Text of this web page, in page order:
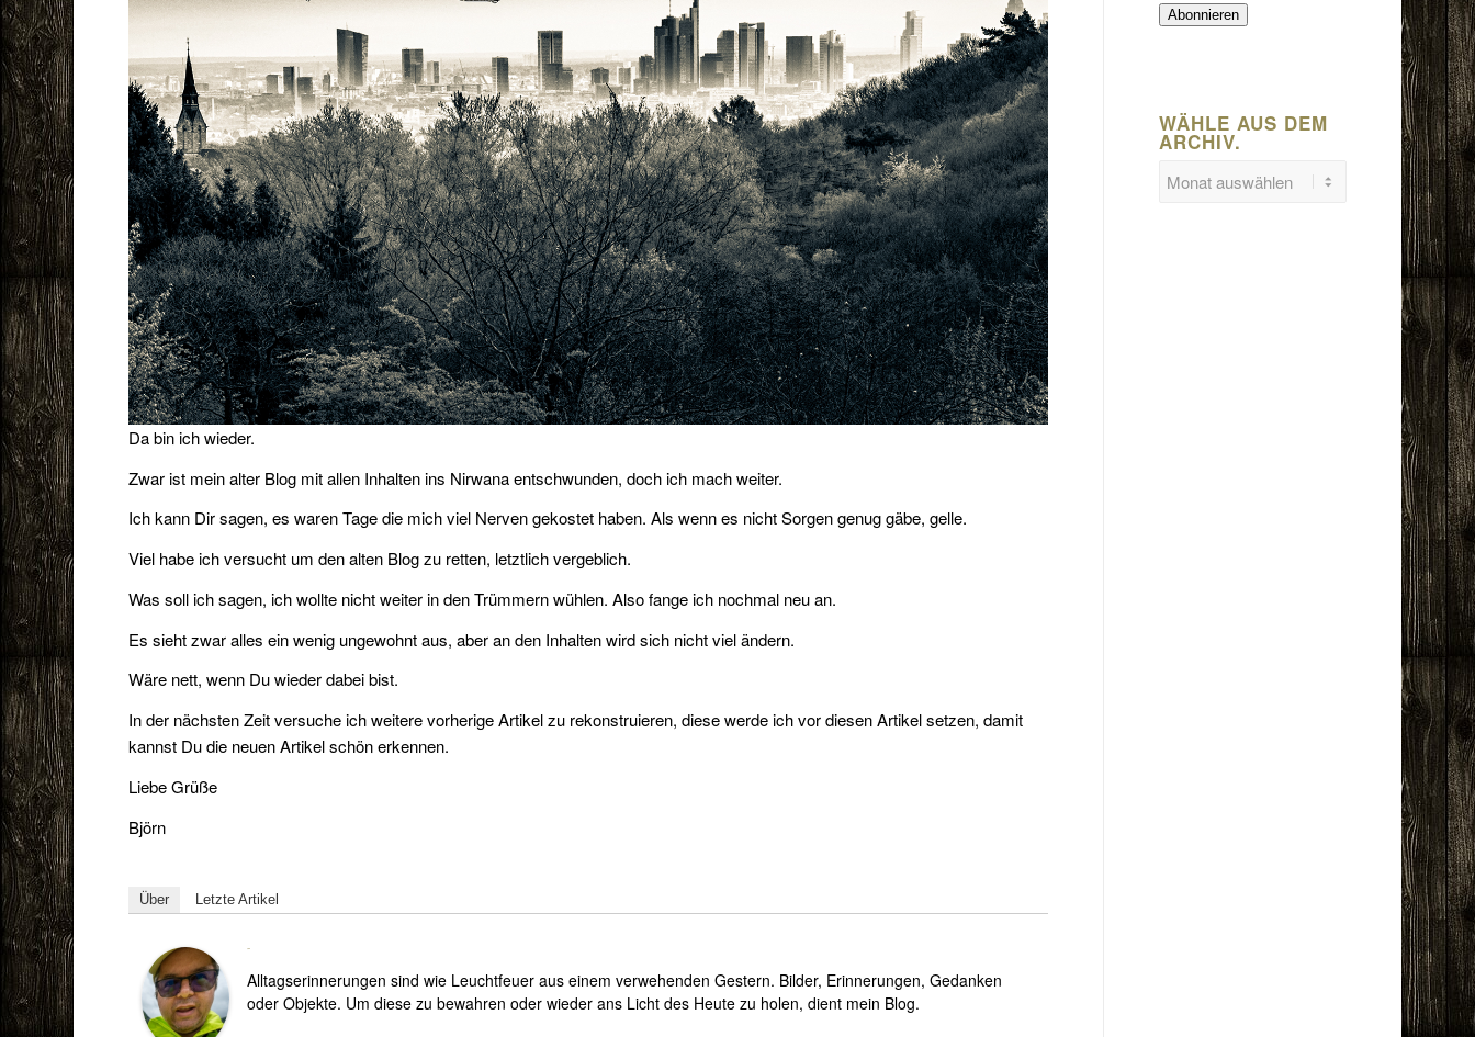
Da bin ich wieder.
Zwar ist mein alter Blog mit allen Inhalten ins Nirwana entschwunden, doch ich mach weiter.
Ich kann Dir sagen, es waren Tage die mich viel Nerven gekostet haben. Als wenn es nicht Sorgen genug gäbe, gelle.
Viel habe ich versucht um den alten Blog zu retten, letztlich vergeblich.
Was soll ich sagen, ich wollte nicht weiter in den Trümmern wühlen. Also fange ich nochmal neu an.
Es sieht zwar alles ein wenig ungewohnt aus, aber an den Inhalten wird sich nicht viel ändern.
Wäre nett, wenn Du wieder dabei bist.
In der nächsten Zeit versuche ich weitere vorherige Artikel zu rekonstruieren, diese werde ich vor diesen Artikel setzen, damit
kannst Du die neuen Artikel schön erkennen.
Liebe Grüße
Björn
Über Letzte Artikel
Alltagserinnerungen sind wie Leuchtfeuer aus einem verwehenden Gestern. Bilder, Erinnerungen, Gedanken
oder Objekte. Um diese zu bewahren oder wieder ans Licht des Heute zu holen, dient mein Blog.
Abonnieren
WÄHLE AUS DEM
ARCHIV.